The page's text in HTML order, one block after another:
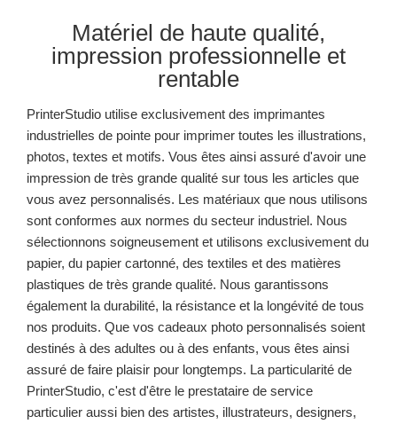
Matériel de haute qualité,
impression professionnelle et
rentable
PrinterStudio utilise exclusivement des imprimantes
industrielles de pointe pour imprimer toutes les illustrations,
photos, textes et motifs. Vous êtes ainsi assuré d'avoir une
impression de très grande qualité sur tous les articles que
vous avez personnalisés. Les matériaux que nous utilisons
sont conformes aux normes du secteur industriel. Nous
sélectionnons soigneusement et utilisons exclusivement du
papier, du papier cartonné, des textiles et des matières
plastiques de très grande qualité. Nous garantissons
également la durabilité, la résistance et la longévité de tous
nos produits. Que vos cadeaux photo personnalisés soient
destinés à des adultes ou à des enfants, vous êtes ainsi
assuré de faire plaisir pour longtemps. La particularité de
PrinterStudio, c'est d'être le prestataire de service
particulier aussi bien des artistes, illustrateurs, designers,